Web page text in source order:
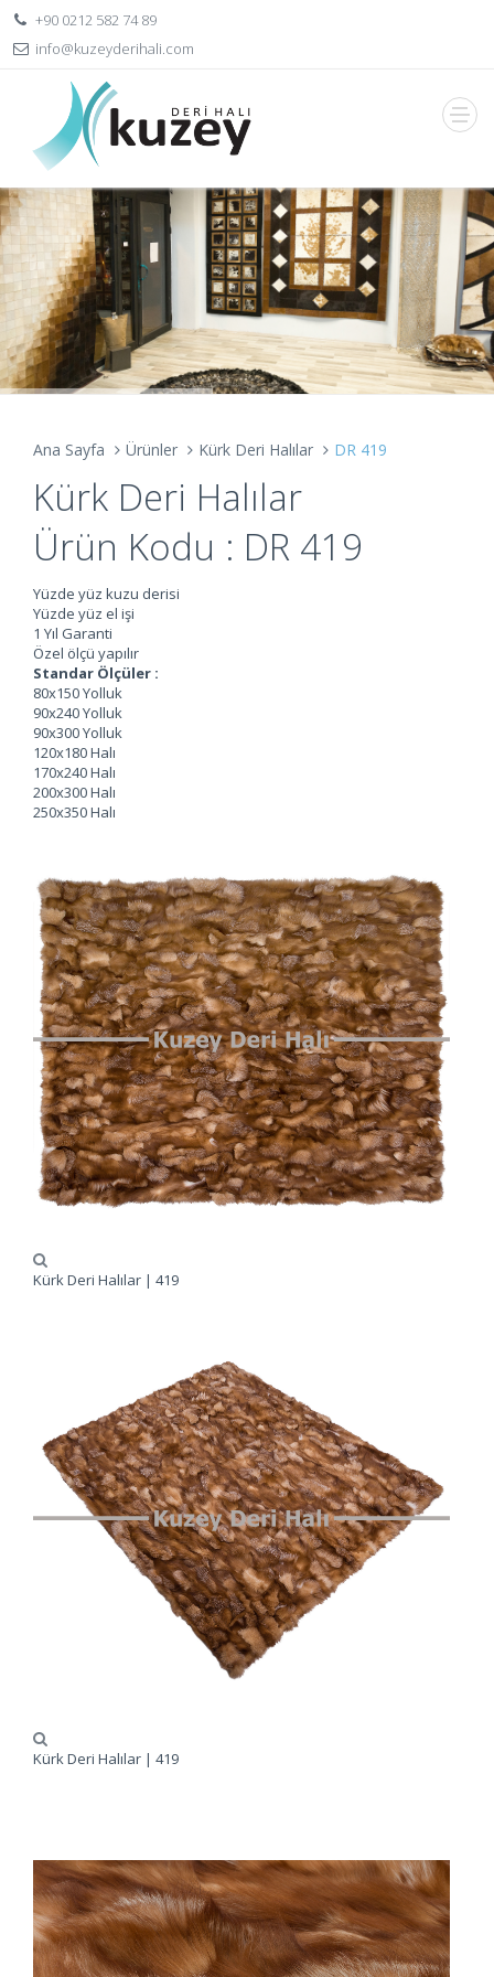
+90 0212 582 74 89
info@kuzeyderihali.com
Ana Sayfa Ürünler Kürk Deri Halılar DR 419
Kürk Deri Halılar
Ürün Kodu : DR 419
Yüzde yüz kuzu derisi
Yüzde yüz el işi
1 Yıl Garanti
Özel ölçü yapılır
Standar Ölçüler :
80x150 Yolluk
90x240 Yolluk
90x300 Yolluk
120x180 Halı
170x240 Halı
200x300 Halı
250x350 Halı
Kürk Deri Halılar | 419
Kürk Deri Halılar | 419